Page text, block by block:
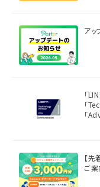
ア
「
「
「
【
ご案